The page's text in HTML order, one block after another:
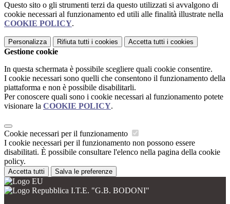
Questo sito o gli strumenti terzi da questo utilizzati si avvalgono di
cookie necessari al funzionamento ed utili alle finalità illustrate nella
COOKIE POLICY.
Personalizza Rifiuta tutti i cookies Accetta tutti i cookies
Gestione cookie
In questa schermata è possibile scegliere quali cookie consentire.
I cookie necessari sono quelli che consentono il funzionamento della
piattaforma e non è possibile disabilitarli.
Per conoscere quali sono i cookie necessari al funzionamento potete
visionare la COOKIE POLICY.
Cookie necessari per il funzionamento
I cookie necessari per il funzionamento non possono essere
disabilitati. È possibile consultare l'elenco nella pagina della cookie
policy.
Accetta tutti Salva le preferenze
I.T.E. "G.B. BODONI"